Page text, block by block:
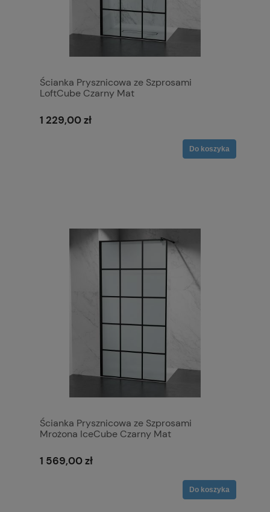
Ścianka Prysznicowa ze Szprosami
LoftCube Czarny Mat
1 229,00 zł
Do koszyka
Ścianka Prysznicowa ze Szprosami
Mrożona IceCube Czarny Mat
1 569,00 zł
Do koszyka